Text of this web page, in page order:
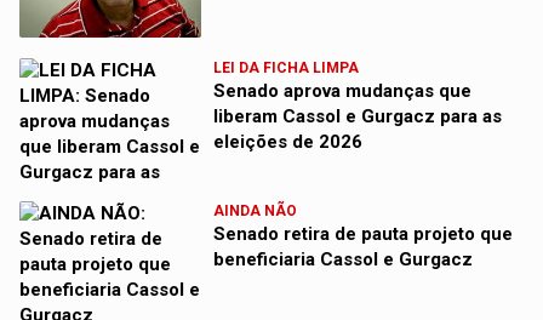
LEI DA FICHA LIMPA
Senado aprova mudanças que
liberam Cassol e Gurgacz para as
eleições de 2026
AINDA NÃO
Senado retira de pauta projeto que
beneficiaria Cassol e Gurgacz